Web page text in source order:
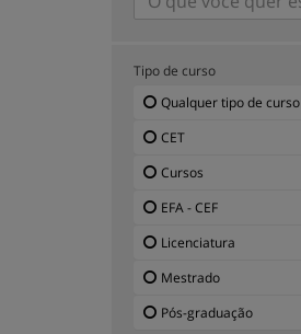
Tipo de curso
Qualquer tipo de curso
CET
Cursos
EFA - CEF
Licenciatura
Mestrado
Pós-graduação